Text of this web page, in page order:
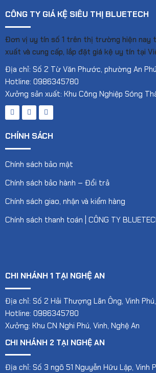
CÔNG TY GIÁ KỆ SIÊU THỊ BLUETECH
Đơn vị uy tín số 1 trên thị trường hiện nay
xuất và cung cấp, lắp đặt giá kệ uy tín tại
Địa chỉ: Số 2 Từ Văn Phước, phường An
Hotline: 0986345780
Xưởng sản xuất: Khu Công Nghiệp Sóng
CHÍNH SÁCH
Chính sách bảo mật
Chính sách bảo hành – Đổi trả
Chính sách giao, nhận và kiểm hàng
Chính sách thanh toán | CÔNG TY
CHI NHÁNH 1 TẠI NGHỆ AN
Địa chỉ: Số 2 Hải Thượng Lãn Ông, Vinh
Hotline: 0986345780
Xưởng: Khu CN Nghi Phú, Vinh, Nghệ An
CHI NHÁNH 2 TẠI NGHỆ AN
Địa chỉ: Số 3 ngõ 51 Nguyễn Hữu Lập, Vinh